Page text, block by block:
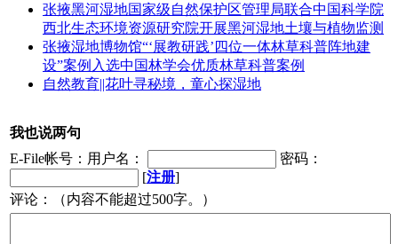
张掖黑河湿地国家级自然保护区管理局联合中国科学院
西北生态环境资源研究院开展黑河湿地土壤与植物监测
张掖湿地博物馆“‘展教研践’四位一体林草科普阵地建
设”案例入选中国林学会优质林草科普案例
自然教育||花叶寻秘境，童心探湿地
我也说两句
E-File帐号：用户名：
密码：
[注册]
评论：（内容不能超过500字。）